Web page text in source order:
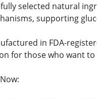
selected natural
supporting
in FDA-
for those who want